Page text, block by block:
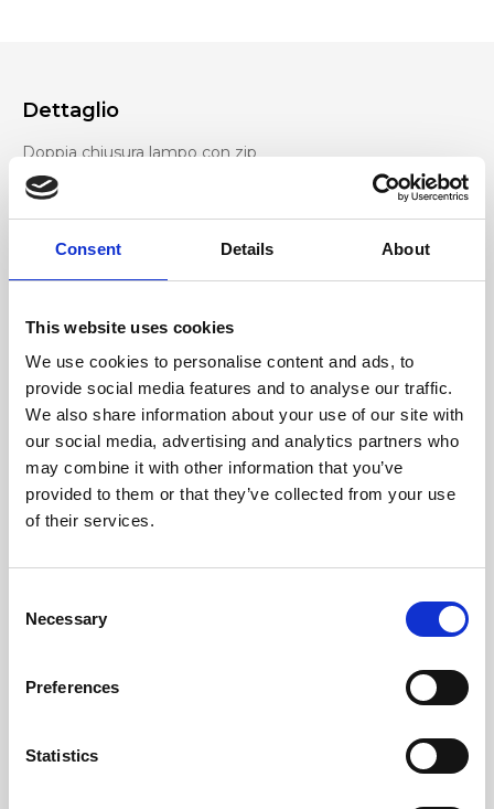
Consent Details About
This website uses cookies
We use cookies to personalise content and ads, to
provide social media features and to analyse our traffic.
We also share information about your use of our site with
our social media, advertising and analytics partners who
may combine it with other information that you’ve
provided to them or that they’ve collected from your use
of their services.
Selection
Necessary
Preferences
Statistics
Dettaglio
Doppia chiusura lampo con zip
Tracolle in pelle removibili e regolabili
Logo frontale stilizzato con tecnica a rilievo
Dimensione
27x20x10 cm (l x a x p)